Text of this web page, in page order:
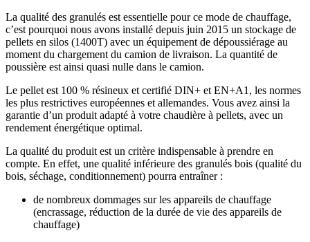
La qualité des granulés est essentielle pour ce mode de chauffage,
c’est pourquoi nous avons installé depuis juin 2015 un stockage de
pellets en silos (1400T) avec un équipement de dépoussiérage au
moment du chargement du camion de livraison. La quantité de
poussière est ainsi quasi nulle dans le camion.
Le pellet est 100 % résineux et certifié DIN+ et EN+A1, les normes
les plus restrictives européennes et allemandes. Vous avez ainsi la
garantie d’un produit adapté à votre chaudière à pellets, avec un
rendement énergétique optimal.
La qualité du produit est un critère indispensable à prendre en
compte. En effet, une qualité inférieure des granulés bois (qualité du
bois, séchage, conditionnement) pourra entraîner :
de nombreux dommages sur les appareils de chauffage
(encrassage, réduction de la durée de vie des appareils de
chauffage)